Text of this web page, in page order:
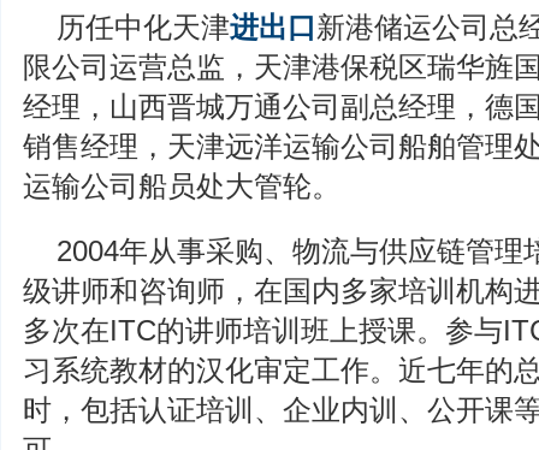
历任中化天津进出口新港储运公司总
限公司运营总监，天津港保税区瑞华旌
经理，山西晋城万通公司副总经理，德
销售经理，天津远洋运输公司船舶管理
运输公司船员处大管轮。
2004年从事采购、物流与供应链管理
级讲师和咨询师，在国内多家培训机构
多次在ITC的讲师培训班上授课。参与
习系统教材的汉化审定工作。近七年的
时，包括认证培训、企业内训、公开课